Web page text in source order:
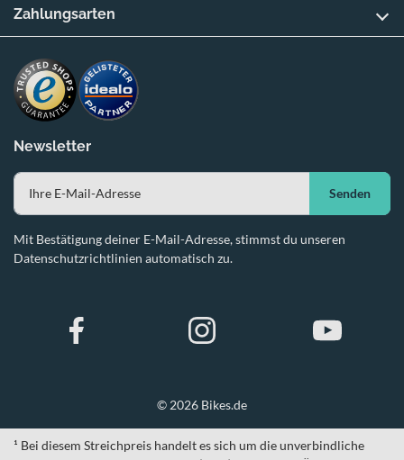
Newsletter
Senden
Mit Bestätigung deiner E-Mail-Adresse, stimmst du unseren
Datenschutzrichtlinien automatisch zu.
Zahlungsarten
© 2026 Bikes.de
¹ Bei diesem Streichpreis handelt es sich um die unverbindliche